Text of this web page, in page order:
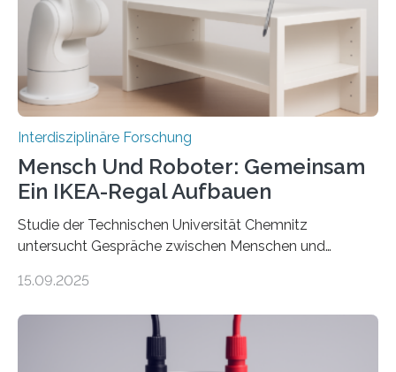
Interdisziplinäre Forschung
Mensch Und Roboter: Gemeinsam
Ein IKEA-Regal Aufbauen
Studie der Technischen Universität Chemnitz
untersucht Gespräche zwischen Menschen und
Podcast. Bereits jetzt arbeiten Menschen eng mit
Industrie. In Zukunft wird das voraussichtlich noch
15.09.2025